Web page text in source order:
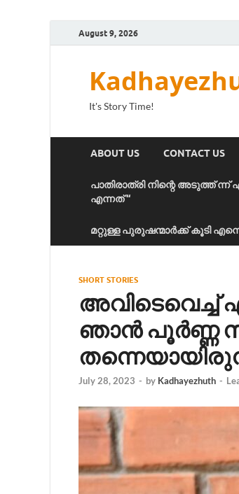
August 9, 2026
It's Story Time!
ABOUT US CONTACT US
പാതിരാത്രി നിന്റെ അടുത്ത്
എന്നത് “
മറ്റുള്ള പുരുഷന്മാർക്ക് കൂടി
SHORT STORIES
അവിടെവെച്ച്
ഞാൻ പൂർണ്ണ
July 28, 2023 - by Kadhayezhuth -